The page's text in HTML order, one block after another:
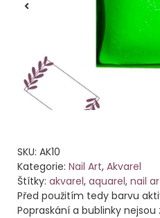
SKU: AK10
Kategorie: Nail Art, Akvarel
Štítky: akvarel, aquarel, nail
Před použitím tedy barvu
Popraskání a bublinky